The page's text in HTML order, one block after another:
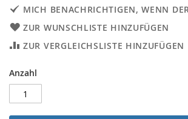
MICH BENACHRICHTIGEN, WENN
ZUR WUNSCHLISTE HINZUFÜGEN
ZUR VERGLEICHSLISTE HINZUFÜGEN
Anzahl